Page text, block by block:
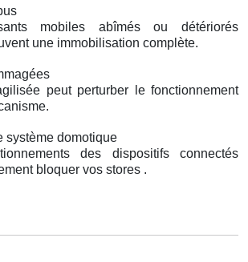
mobiles abîmés ou détériorés
une immobilisation complète.
peut perturber le fonctionnement
système domotique
des dispositifs connectés
bloquer vos stores .